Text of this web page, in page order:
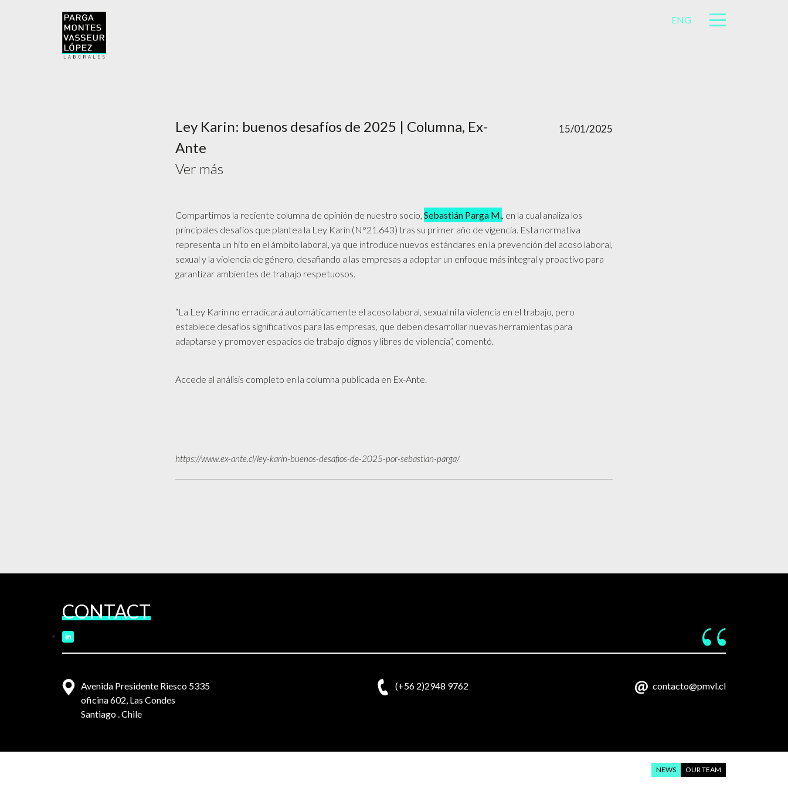
ENG
Ley Karin: buenos desafíos de 2025 | Columna, Ex-
Ante
Ver más
15/01/2025
Compartimos la reciente columna de opinión de nuestro socio, Sebastián Parga M., en la cual analiza los
principales desafíos que plantea la Ley Karin (N°21.643) tras su primer año de vigencia. Esta normativa
representa un hito en el ámbito laboral, ya que introduce nuevos estándares en la prevención del acoso laboral,
sexual y la violencia de género, desafiando a las empresas a adoptar un enfoque más integral y proactivo para
garantizar ambientes de trabajo respetuosos.
“La Ley Karin no erradicará automáticamente el acoso laboral, sexual ni la violencia en el trabajo, pero
establece desafíos significativos para las empresas, que deben desarrollar nuevas herramientas para
adaptarse y promover espacios de trabajo dignos y libres de violencia”, comentó.
Accede al análisis completo en la columna publicada en Ex-Ante.
https://www.ex-ante.cl/ley-karin-buenos-desafios-de-2025-por-sebastian-parga/
CONTACT
Avenida Presidente Riesco 5335
oficina 602, Las Condes
Santiago . Chile
(+56 2)2948 9762 contacto@pmvl.cl
NEWS OUR TEAM